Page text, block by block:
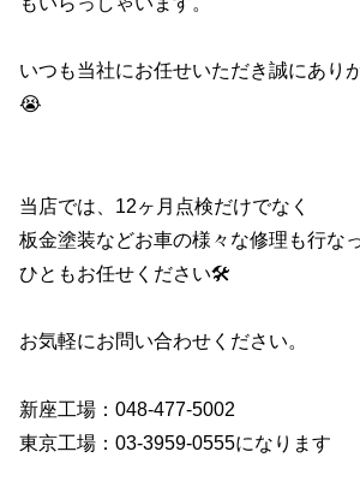
いつも当社にお任せいただき誠にあり
😭
当店では、12ヶ月点検だけでなく
板金塗装などお車の様々な修理も行な
ひともお任せください🛠️
お気軽にお問い合わせください。
新座工場：048-477-5002
東京工場：03-3959-0555になります